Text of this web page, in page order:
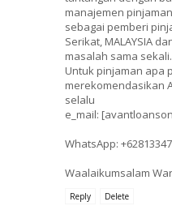
manajemen
sebagai pemberi
Serikat, MALAYSIA
masalah sama sekali.
Untuk pinjaman apa
merekomendasikan
selalu
e_mail:
WhatsApp:
Waalaikumsalam
Reply Delete